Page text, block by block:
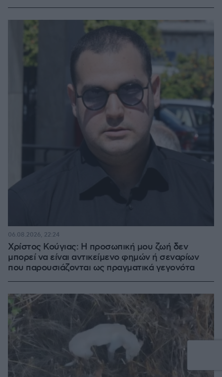
Χρίστος Κούγιας: Η προσωπική μου ζωή δεν
μπορεί να είναι αντικείμενο φημών ή σεναρίων
που παρουσιάζονται ως πραγματικά γεγονότα
06.08.2026, 22:24